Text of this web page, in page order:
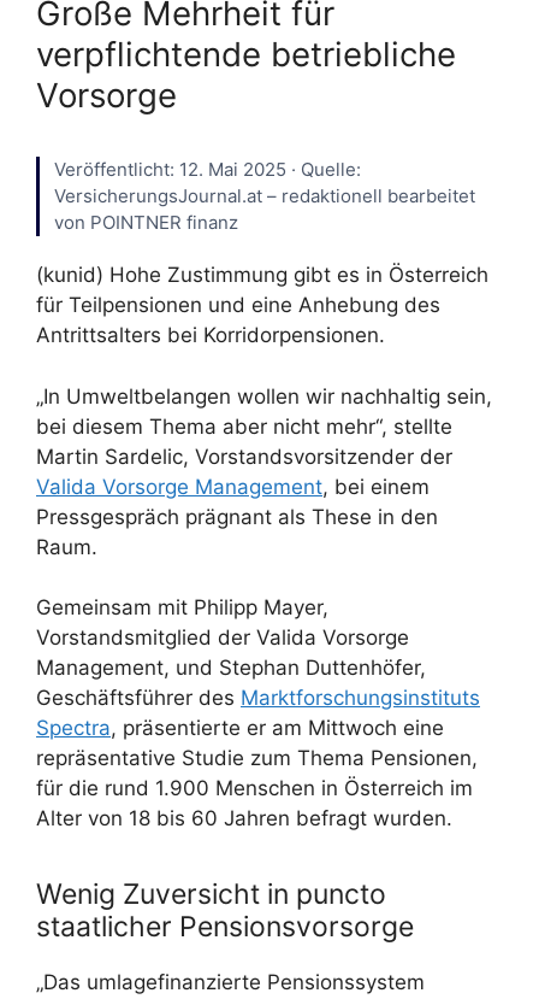
Große Mehrheit für
verpflichtende betriebliche
Vorsorge
Veröffentlicht: 12. Mai 2025 · Quelle:
VersicherungsJournal.at – redaktionell bearbeitet
von POINTNER finanz
(kunid) Hohe Zustimmung gibt es in Österreich
für Teilpensionen und eine Anhebung des
Antrittsalters bei Korridorpensionen.
„In Umweltbelangen wollen wir nachhaltig sein,
bei diesem Thema aber nicht mehr“, stellte
Martin Sardelic, Vorstandsvorsitzender der
Valida Vorsorge Management, bei einem
Pressgespräch prägnant als These in den
Raum.
Gemeinsam mit Philipp Mayer,
Vorstandsmitglied der Valida Vorsorge
Management, und Stephan Duttenhöfer,
Geschäftsführer des Marktforschungsinstituts
Spectra, präsentierte er am Mittwoch eine
repräsentative Studie zum Thema Pensionen,
für die rund 1.900 Menschen in Österreich im
Alter von 18 bis 60 Jahren befragt wurden.
Wenig Zuversicht in puncto
staatlicher Pensionsvorsorge
„Das umlagefinanzierte Pensionssystem